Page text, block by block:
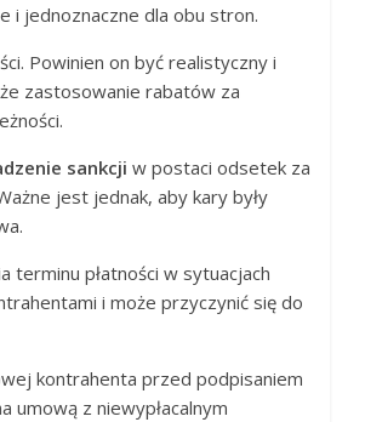
i jednoznaczne dla obu stron.
Powinien on być realistyczny i
zastosowanie rabatów za
sankcji w postaci odsetek za
jest jednak, aby kary były
terminu płatności w sytuacjach
i może przyczynić się do
kontrahenta przed podpisaniem
umową z niewypłacalnym